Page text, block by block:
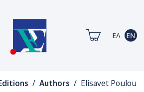
/ Authors / Elisavet Poulou